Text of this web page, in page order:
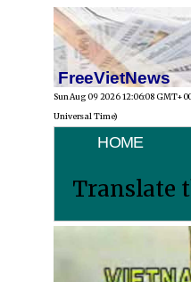
FreeVietNews
Sun Aug 09 2026 12:06:08
Universal Time)
HOME
Translate